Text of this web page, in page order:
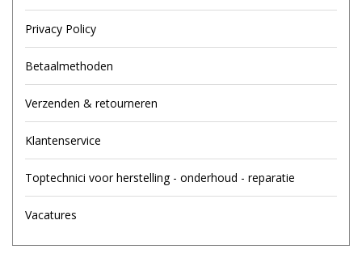
Privacy Policy
Betaalmethoden
Verzenden & retourneren
Klantenservice
Toptechnici voor herstelling - onderhoud - reparatie
Vacatures